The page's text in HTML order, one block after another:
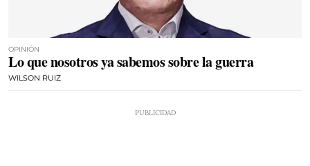
OPINIÓN
Lo que nosotros ya sabemos sobre la guerra
WILSON RUIZ